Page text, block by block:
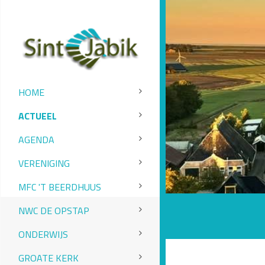
HOME
ACTUEEL
AGENDA
VERENIGING
MFC 'T BEERDHUUS
NWC DE OPSTAP
ONDERWIJS
GROATE KERK